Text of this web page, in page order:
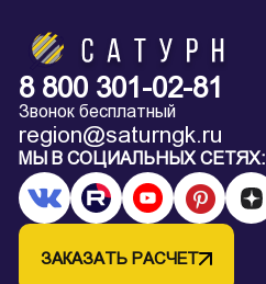
8 800 301-02-81
Звонок бесплатный
region@saturngk.ru
МЫ В СОЦИАЛЬНЫХ СЕТЯХ:
ЗАКАЗАТЬ РАСЧЕТ